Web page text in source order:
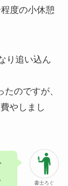
度の⼩休憩
り追い込ん
のですが、
やしまし
書士ろぐ